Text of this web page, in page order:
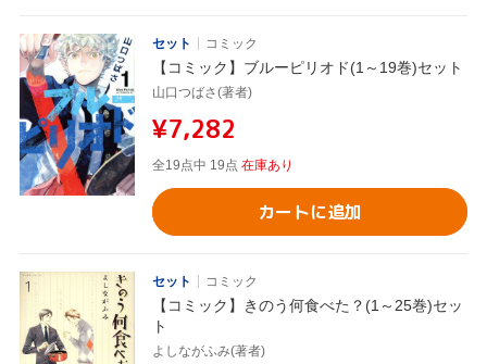
セット コミック
【コミック】ブルーピリオド(1～19巻)セット
山口つばさ(著者)
¥7,282
全19点中 19点 在庫あり
カートに追加
セット コミック
【コミック】きのう何食べた？(1～25巻)セッ
ト
よしながふみ(著者)